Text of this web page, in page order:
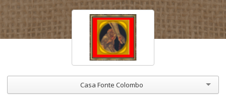
Casa Fonte Colombo